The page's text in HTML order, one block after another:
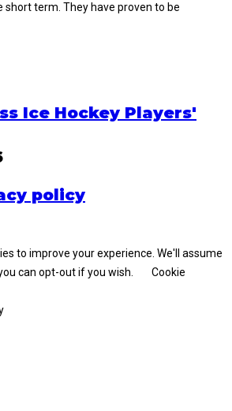
short term. They have proven to be
policy
to improve your experience. We'll assume
can opt-out if you wish.
Cookie